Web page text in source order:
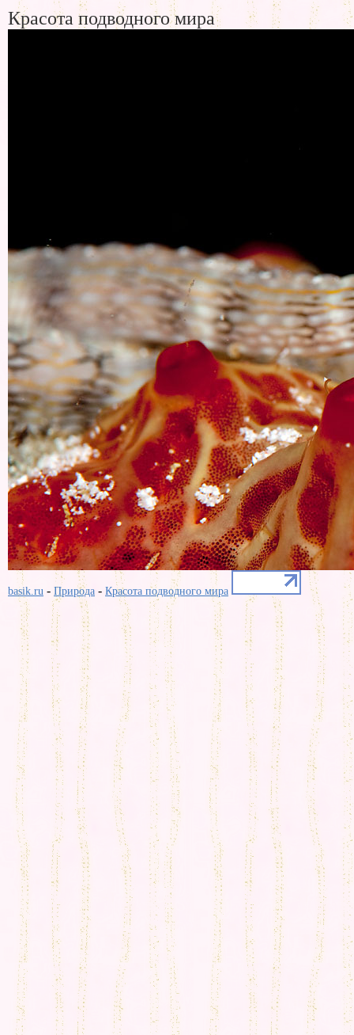
Красота подводного мира
basik.ru - Природа - Красота подводного мира